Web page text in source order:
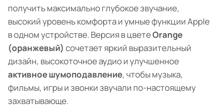
получить максимально глубокое звучание,
высокий уровень комфорта и умные функции Apple
в одном устройстве. Версия в цветеOrange
(оранжевый) сочетает яркий выразительный
дизайн, высокоточное аудио и улучшенное
активное шумоподавление, чтобы музыка,
фильмы, игры и звонки звучали по-настоящему
захватывающе.